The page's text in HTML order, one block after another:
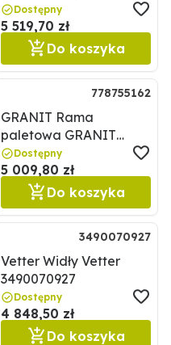
11044536
Dostępny
5 519,70 zł
Do koszyka
778755162
GRANIT Rama
paletowa GRANIT
778755162
Dostępny
5 009,80 zł
Do koszyka
3490070927
Vetter Widły Vetter
3490070927
Dostępny
4 848,50 zł
Do koszyka